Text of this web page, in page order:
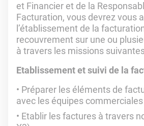
et Financier et de la
Facturation, vous devrez vous
l’établissement de la
recouvrement sur une ou
à travers les missions
Etablissement et suivi de la
Préparer les éléments de
avec les équipes commerciales
Etablir les factures à travers